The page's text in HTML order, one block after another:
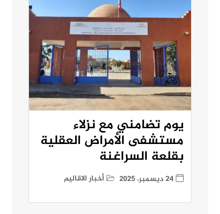
يوم تضامني مع نزلاء
مستشفى الأمراض العقلية
بقلعة السراغنة
24 ديسمبر، 2025 أخبار الاقاليم